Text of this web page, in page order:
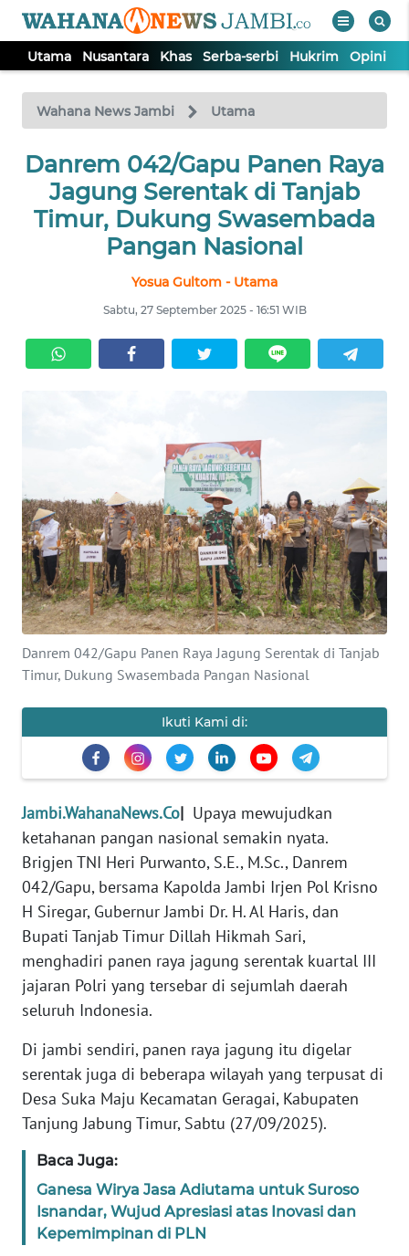
Utama Nusantara Khas Serba-serbi Hukrim Opini
Wahana News Jambi Utama
Danrem 042/Gapu Panen Raya
Jagung Serentak di Tanjab
Timur, Dukung Swasembada
Pangan Nasional
Yosua Gultom - Utama
Sabtu, 27 September 2025 - 16:51 WIB
Danrem 042/Gapu Panen Raya Jagung Serentak di Tanjab
Timur, Dukung Swasembada Pangan Nasional
Ikuti Kami di:
Jambi.WahanaNews.Co| Upaya mewujudkan
ketahanan pangan nasional semakin nyata.
Brigjen TNI Heri Purwanto, S.E., M.Sc., Danrem
042/Gapu, bersama Kapolda Jambi Irjen Pol Krisno
H Siregar, Gubernur Jambi Dr. H. Al Haris, dan
Bupati Tanjab Timur Dillah Hikmah Sari,
menghadiri panen raya jagung serentak kuartal III
jajaran Polri yang tersebar di sejumlah daerah
seluruh Indonesia.
Di jambi sendiri, panen raya jagung itu digelar
serentak juga di beberapa wilayah yang terpusat di
Desa Suka Maju Kecamatan Geragai, Kabupaten
Tanjung Jabung Timur, Sabtu (27/09/2025).
Baca Juga:
Ganesa Wirya Jasa Adiutama untuk Suroso
Isnandar, Wujud Apresiasi atas Inovasi dan
Kepemimpinan di PLN
TV
Tutup
UTAMA
NUSANTARA
SERBI
Informasi
INDEKS
BERITA
KONTAK
KAMI
INFO
TENTANG
PEDOMAN
MEDIA
SIBER
REDAKSI
KARIR
Wahana
News
Regional
WN
SUMUT
WN
JAKARTA